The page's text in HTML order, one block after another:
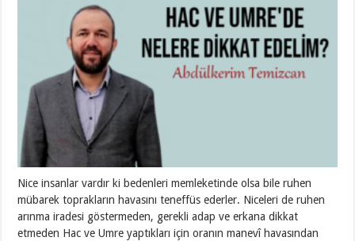
Nice insanlar vardır ki bedenleri memleketinde olsa bile ruhen
mübarek toprakların havasını teneffüs ederler. Niceleri de ruhen
arınma iradesi göstermeden, gerekli adap ve erkana dikkat
etmeden Hac ve Umre yaptıkları için oranın manevî havasından